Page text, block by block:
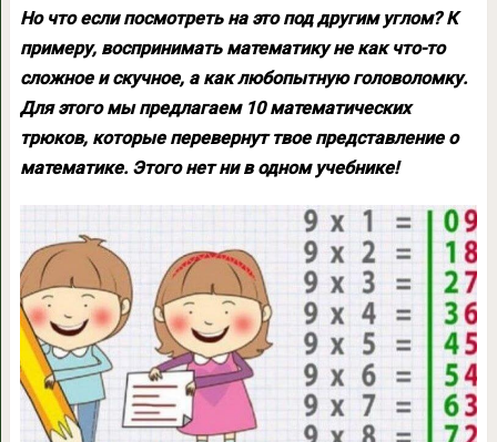
Но что если посмотреть на это под другим углом? К
примеру, воспринимать математику не как что-то
сложное и скучное, а как любопытную головоломку.
Для этого мы предлагаем 10 математических
трюков, которые перевернут твое представление о
математике. Этого нет ни в одном учебнике!